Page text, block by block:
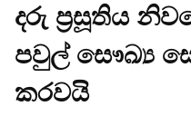
දරු ප්‍රසූතිය
පවුල් සෞඛ්‍ය
කරවයි